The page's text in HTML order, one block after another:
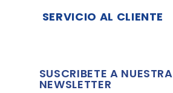
SERVICIO AL CLIENTE
SUSCRIBETE A NUESTRA
NEWSLETTER